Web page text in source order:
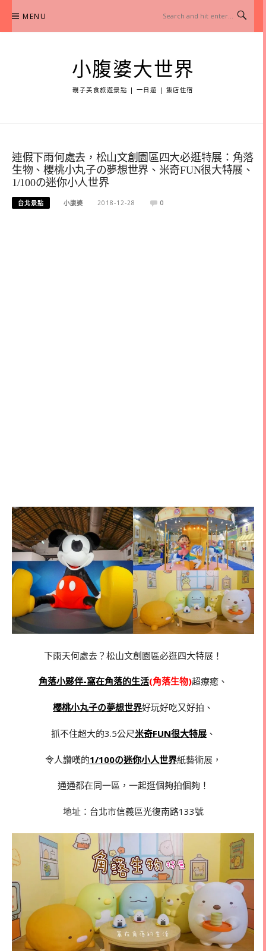
content
MENU
小腹婆大世界
親子美食旅遊景點 | 一日遊 | 飯店住宿
連假下雨何處去，松山文創園區四大必逛特展：角落
生物、櫻桃小丸子の夢想世界、米奇FUN很大特展、
1/100の迷你小人世界
台北景點 小腹婆 2018-12-28 0
下雨天何處去？松山文創園區必逛四大特展！
角落小夥伴-窩在角落的生活(角落生物)超療癒、
櫻桃小丸子の夢想世界好玩好吃又好拍、
抓不住超大的3.5公尺米奇FUN很大特展、
令人讚嘆的1/100の迷你小人世界紙藝術展，
通通都在同一區，一起逛個夠拍個夠！
地址：台北市信義區光復南路133號